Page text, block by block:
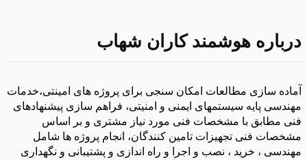
درباره هوشمند کاران شهاب
آماده سازی مطالعات امکان سنجی برای پروژه های امینتی،خدمات
مهندسی پایه سیستمهای ایمنی و امنیتی، فراهم سازی پیشنهادهای
فنی مطابق با مشخصات فنی مورد نیاز مشتری و بر اساس
مشخصات فنی تجهیزات تامین کنندگان، انجام پروژه ها شامل
مهندسی ، خرید ، نصب و اجرا و راه اندازی و پشتیبانی و نگهداری